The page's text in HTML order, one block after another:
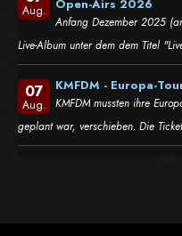
Aug. Open-Airs 2026
Anfang Dezember 2025
Live-Album unter dem dem Titel
07
Aug.
KMFDM - Europa-
KMFDM mussten ihre
geplant war, verschieben. Die